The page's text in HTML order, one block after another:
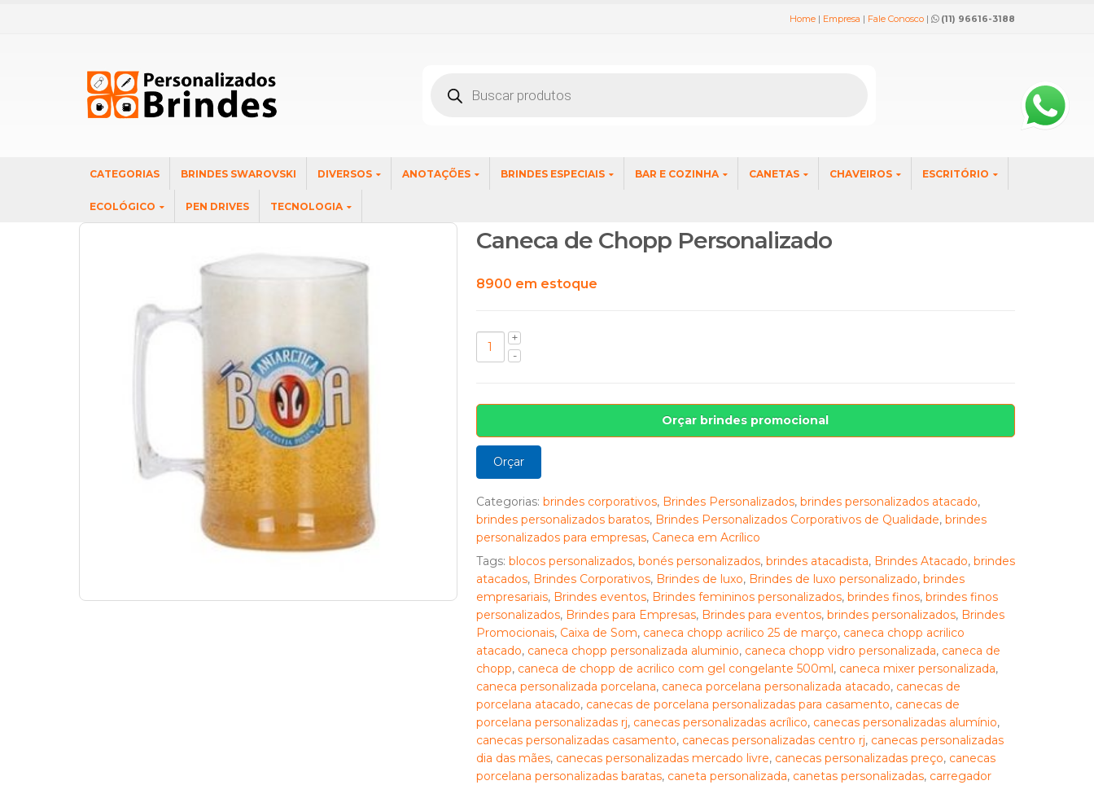
Home | Empresa | Fale Conosco | (11) 96616-3188
produtos
CATEGORIAS BRINDES SWAROVSKI DIVERSOS ANOTAÇÕES BRINDES ESPECIAIS BAR E COZINHA CANETAS CHAVEIROS ESCRITÓRIO
ECOLÓGICO PEN DRIVES TECNOLOGIA
Caneca de Chopp Personalizado
8900 em estoque
Orçar brindes promocional
Orçar
Categorias: brindes corporativos, Brindes Personalizados, brindes personalizados atacado,
brindes personalizados baratos, Brindes Personalizados Corporativos de Qualidade, brindes
personalizados para empresas, Caneca em Acrílico
Tags: blocos personalizados, bonés personalizados, brindes atacadista, Brindes Atacado, brindes
atacados, Brindes Corporativos, Brindes de luxo, Brindes de luxo personalizado, brindes
empresariais, Brindes eventos, Brindes femininos personalizados, brindes finos, brindes finos
personalizados, Brindes para Empresas, Brindes para eventos, brindes personalizados, Brindes
Promocionais, Caixa de Som, caneca chopp acrilico 25 de março, caneca chopp acrilico
atacado, caneca chopp personalizada aluminio, caneca chopp vidro personalizada, caneca de
chopp, caneca de chopp de acrilico com gel congelante 500ml, caneca mixer personalizada,
caneca personalizada porcelana, caneca porcelana personalizada atacado, canecas de
porcelana atacado, canecas de porcelana personalizadas para casamento, canecas de
porcelana personalizadas rj, canecas personalizadas acrílico, canecas personalizadas alumínio,
canecas personalizadas casamento, canecas personalizadas centro rj, canecas personalizadas
dia das mães, canecas personalizadas mercado livre, canecas personalizadas preço, canecas
porcelana personalizadas baratas, caneta personalizada, canetas personalizadas, carregador